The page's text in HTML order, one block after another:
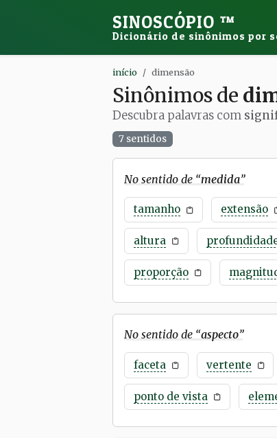
SINOSCÓPIO ™
Dicionário de sinônimos por
início dimensão
Sinônimos de
Descubra palavras com
7 sentidos
No sentido de “medida”
tamanho extensão
altura
proporção
No sentido de “aspecto”
faceta vertente
ponto de vista